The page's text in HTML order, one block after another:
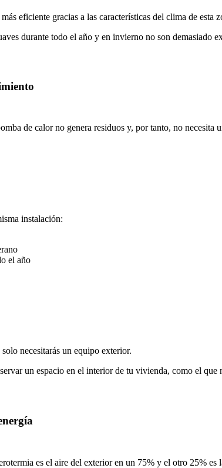
eficiente gracias a las características del clima de esta
durante todo el año y en invierno no son demasiado
de calor no genera residuos y, por tanto, no necesita
instalación:
el año
necesitarás un equipo exterior.
un espacio en el interior de tu vivienda, como el que
es el aire del exterior en un 75% y el otro 25% es